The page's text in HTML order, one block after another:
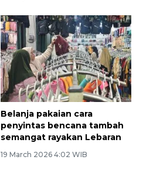
Belanja pakaian cara
penyintas bencana tambah
semangat rayakan Lebaran
19 March 2026 4:02 WIB